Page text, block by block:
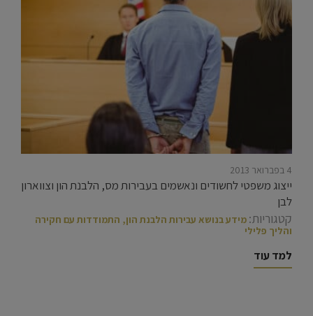
4 בפברואר 2013
ייצוג משפטי לחשודים ונאשמים בעבירות מס, הלבנת הון וצווארון
לבן
קטגוריות: מידע בנושא עבירות הלבנת הון, התמודדות עם חקירה
והליך פלילי
למד עוד